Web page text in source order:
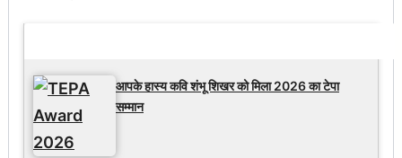
आपके हास्य कवि शंभू शिखर को मिला 2026 का टेपा
सम्मान